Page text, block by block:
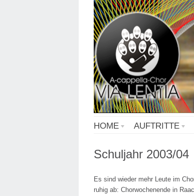
HOME AUFTRITTE
Schuljahr 2003/04
Es sind wieder mehr Leute im
ruhig ab: Chorwochenende in